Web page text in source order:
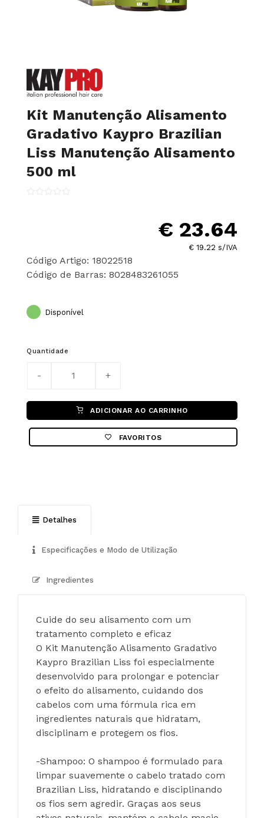
Kit Manutenção Alisamento
Gradativo Kaypro Brazilian
Liss Manutenção Alisamento
500 ml
€ 23.64
€ 19.22 s/IVA
Código Artigo: 18022518
Código de Barras: 8028483261055
Disponível
Quantidade
ADICIONAR AO CARRINHO
FAVORITOS
Detalhes
Especificações e Modo de Utilização
Ingredientes
Cuide do seu alisamento com um
tratamento completo e eficaz
O Kit Manutenção Alisamento Gradativo
Kaypro Brazilian Liss foi especialmente
desenvolvido para prolongar e potenciar
o efeito do alisamento, cuidando dos
cabelos com uma fórmula rica em
ingredientes naturais que hidratam,
disciplinam e protegem os fios.
-Shampoo: O shampoo é formulado para
limpar suavemente o cabelo tratado com
Brazilian Liss, hidratando e disciplinando
os fios sem agredir. Graças aos seus